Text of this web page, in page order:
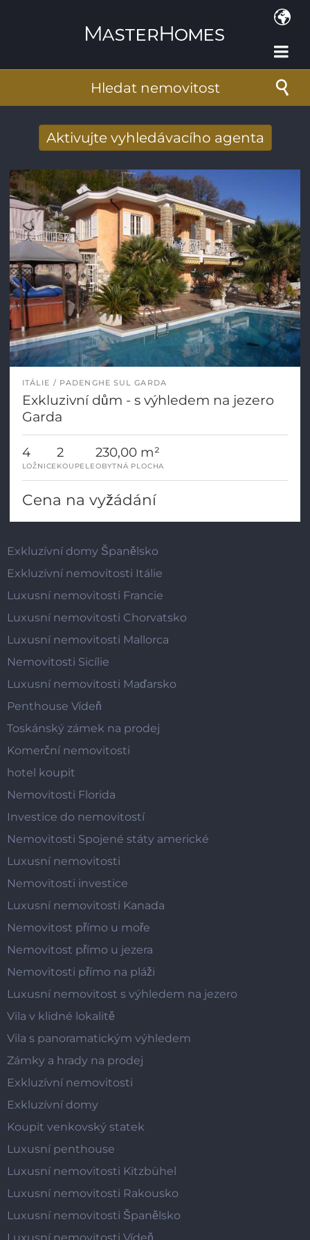
Hledat nemovitost
Aktivujte vyhledávacího agenta
vyhledávání
E-mailová adresa*
ITÁLIE PADENGHE SUL GARDA
Exkluzivní dům - s výhledem na jezero
Garda
4
LOŽNICE
2
KOUPELE
230,00 m²
OBYTNÁ PLOCHA
Cena na vyžádání
Exkluzívní domy Španělsko
Exkluzívní nemovitosti Itálie
Luxusní nemovitosti Francie
Luxusní nemovitosti Chorvatsko
Luxusní nemovitosti Mallorca
Nemovitosti Sicílie
Luxusní nemovitosti Maďarsko
Penthouse Vídeň
Toskánský zámek na prodej
Komerční nemovitosti
hotel koupit
Nemovitosti Florida
Investice do nemovitostí
Nemovitosti Spojené státy americké
Luxusní nemovitosti
Nemovitosti investice
Luxusní nemovitosti Kanada
Nemovitost přímo u moře
Nemovitost přímo u jezera
Nemovitosti přímo na pláži
Luxusní nemovitost s výhledem na jezero
Vila v klidné lokalitě
Vila s panoramatickým výhledem
Zámky a hrady na prodej
Exkluzívní nemovitosti
Exkluzívní domy
Koupit venkovský statek
Luxusní penthouse
Luxusní nemovitosti Kitzbühel
Luxusní nemovitosti Rakousko
Luxusní nemovitosti Španělsko